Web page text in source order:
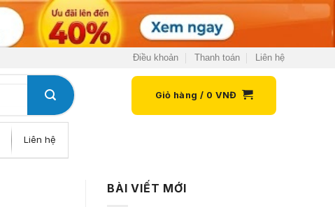
Điều khoản Thanh toán Liên hệ
Giỏ hàng / 0 VNĐ
Liên hệ
BÀI VIẾT MỚI